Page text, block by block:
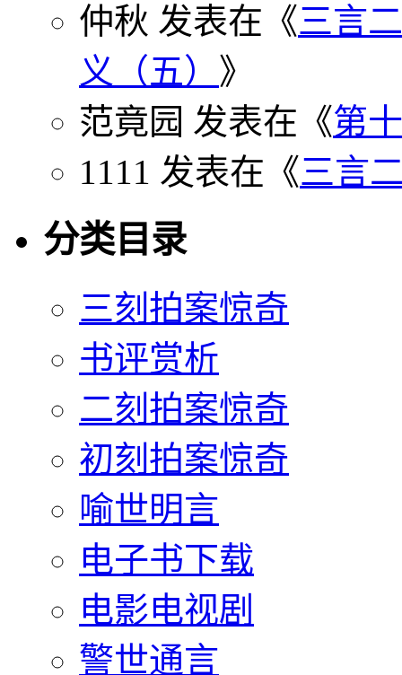
仲秋 发表在《三言
义（五） 》
范竟园 发表在《第
1111 发表在《三言
分类目录
三刻拍案惊奇
书评赏析
二刻拍案惊奇
初刻拍案惊奇
喻世明言
电子书下载
电影电视剧
警世通言